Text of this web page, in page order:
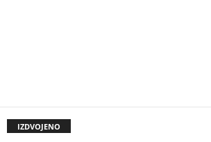
IZDVOJENO